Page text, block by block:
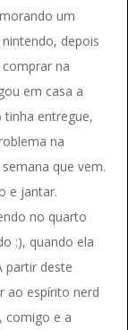
um
depois
na
em casa a
tinha entregue,
na
que vem.
e jantar.
no quarto
:), quando ela
partir deste
ao espírito nerd
comigo e a